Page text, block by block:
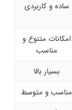
ساده و کاربردی
امکانات متنوع و
مناسب
بسیار بالا
مناسب و متوسط